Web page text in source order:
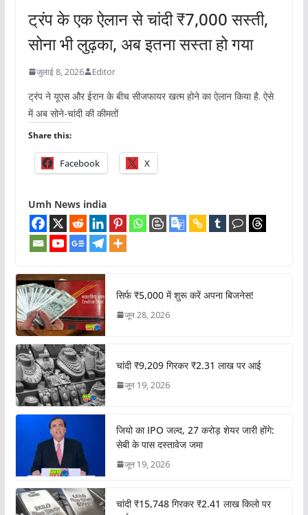
ट्रंप के एक ऐलान से चांदी ₹7,000 सस्ती,
सोना भी लुढ़का, अब इतना सस्ता हो गया
जुलाई 8, 2026 Editor
ट्रंप ने यूएस और ईरान के बीच सीजफायर खत्म होने का ऐलान किया है. ऐसे
में अब सोने-चांदी की कीमतों
Share this:
Facebook X
Umh News india
सिर्फ ₹5,000 में शुरू करें अपना बिजनेस!
जून 28, 2026
चांदी ₹9,209 गिरकर ₹2.31 लाख पर आई
जून 19, 2026
जियो का IPO जल्द, 27 करोड़ शेयर जारी होंगे:
सेबी के पास दस्तावेज जमा
जून 19, 2026
चांदी ₹15,748 गिरकर ₹2.41 लाख किलो पर